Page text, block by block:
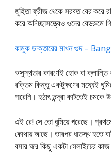
জুহিতা ফ্রীজ থেকে সরবত বের করে
করে অনিচ্ছাসত্ত্বেও ওদের বেডরুমে
কামুক ডাক্তারের মাখন গুদ –
অসুস্থতার কারণেই হোক বা ক্লান্তি
রক্তিম কিন্তু একটুক্ষণের মধ্যেই
পারেনি। হঠাৎ তন্দ্রা কাটতেই
এই রে! সে তো ঘুমিয়ে পরেছে।
কোথায় আছে। তারপর ধাতস্থ হতে
বসার ঘরে কিছু একটা সেলাইয়ের